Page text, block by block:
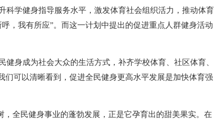
科学健身指导服务水平，激发体育社会组织活力，推动体育
，我有所应”。而这一计划中提出的促进重点人群健身活动
身成为社会大众的生活方式，补齐学校体育、社区体育、
们可以清晰看到，促进全民健身更高水平发展是加快体育强
全民健身事业的蓬勃发展，正是它孕育出的甜美果实。在